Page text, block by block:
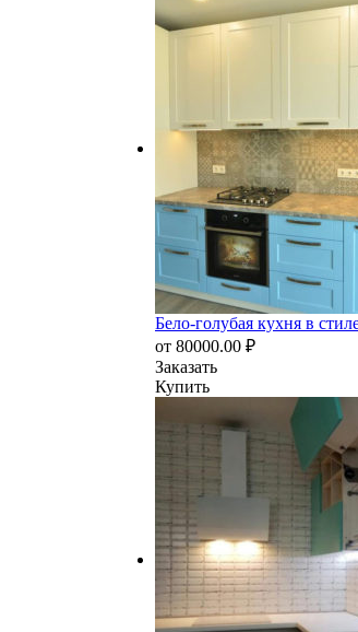
Бело-голубая кухня в
от 80000.00 ₽
Заказать
Купить